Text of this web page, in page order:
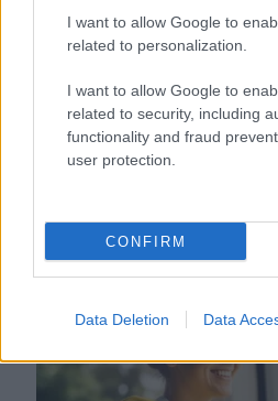
I want to allow Google to
related to personalization.
I want to allow Google to
related to security, including
functionality and fraud
user protection.
CONFIRM
Data Deletion Data
söpörd a